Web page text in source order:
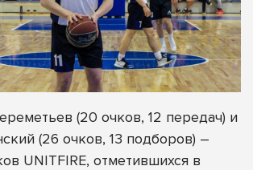
(20 очков, 12 передач) и
(26 очков, 13 подборов) –
UNITFIRE, отметившихся в